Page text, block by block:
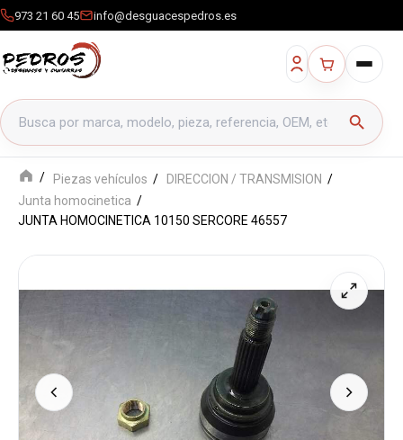
973 21 60 45 info@desguacespedros.es
Buscar productos
search
Piezas vehículos
DIRECCION / TRANSMISION
Junta homocinetica
JUNTA HOMOCINETICA 10150 SERCORE 46557